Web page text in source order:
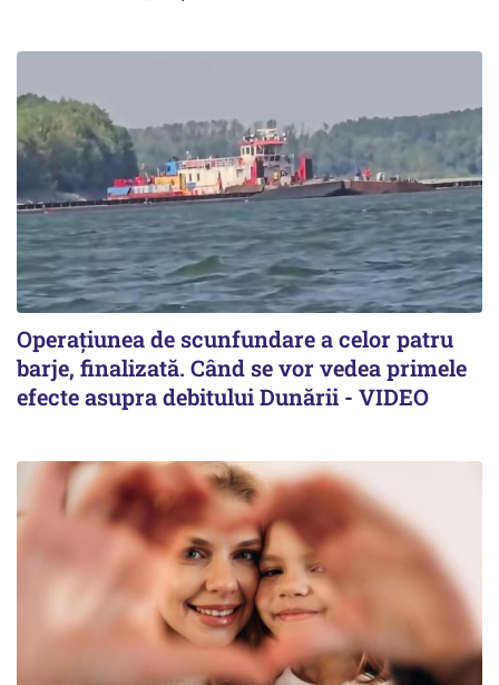
Operațiunea de scunfundare a celor patru
barje, finalizată. Când se vor vedea primele
efecte asupra debitului Dunării - VIDEO